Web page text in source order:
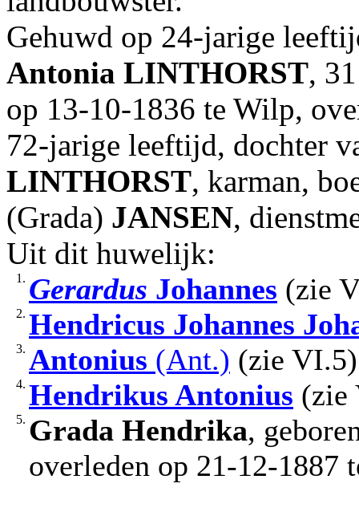
Gehuwd op 24-jarige
Antonia LINTHORST,
op 13-10-1836 te Wilp,
72-jarige leeftijd, dochter
LINTHORST, karman,
(Grada) JANSEN,
Uit dit huwelijk:
1. Gerardus Johannes (zie
2. Hendricus Johannes
3. Antonius (Ant.) (zie
4. Hendrikus Antonius (zie
5. Grada Hendrika,
overleden op 21-12-